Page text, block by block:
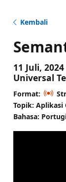
Kembali
11 Juli,
Universal
Format:
Topik: Aplikasi
Bahasa: